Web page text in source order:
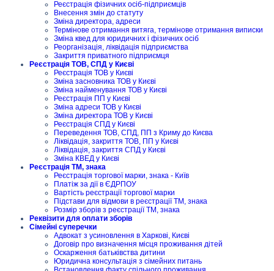
Реєстрація фізичних осіб-підприємців
Внесення змін до статуту
Зміна директора, адреси
Термінове отримання витяга, термінове отримання виписки
Зміна квед для юридичних і фізичних осіб
Реорганізація, ліквідація підприємства
Закриття приватного підприємця
Реєстрація ТОВ, СПД у Києві
Реєстрація ТОВ у Києві
Зміна засновника ТОВ у Києві
Зміна найменування ТОВ у Києві
Реєстрація ПП у Києві
Зміна адреси ТОВ у Києві
Зміна директора ТОВ у Києві
Реєстрація СПД у Києві
Переведення ТОВ, СПД, ПП з Криму до Києва
Ліквідація, закриття ТОВ, ПП у Києві
Ліквідація, закриття СПД у Києві
Зміна КВЕД у Києві
Реєстрація ТМ, знака
Реєстрація торгової марки, знака - Київ
Платіж за дії в ЄДРПОУ
Вартість реєстрації торгової марки
Підстави для відмови в реєстрації ТМ, знака
Розмір зборів з реєстрації ТМ, знака
Реквізити для оплати зборів
Сімейні суперечки
Адвокат з усиновлення в Харкові, Києві
Договір про визначення місця проживання дітей
Оскарження батьківства дитини
Юридична консультація з сімейних питань